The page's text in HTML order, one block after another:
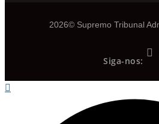
2026© Supremo Tribunal
Siga-nos: